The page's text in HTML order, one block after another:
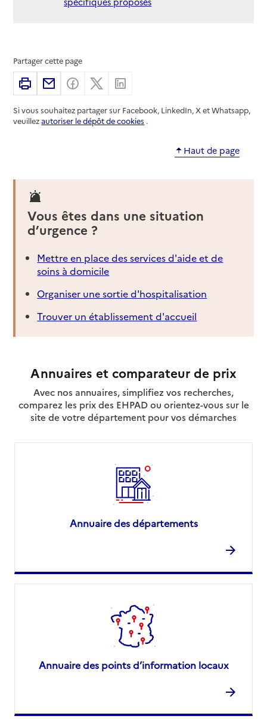
Partager cette page
ImprimerPartager par email
Partager sur Facebook
Partager sur X
Si vous souhaitez partager sur Facebook, LinkedIn, X et Whatsapp,
veuillezautoriser le dépôt de cookies .
Haut de page
Vous êtes dans une situation
d’urgence ?
Mettre en place des services d'aide et de
soins à domicile
Organiser une sortie d'hospitalisation
Trouver un établissement d'accueil
Annuaires et comparateur de prix
Avec nos annuaires, simplifiez vos recherches,
comparez les prix des EHPAD ou orientez-vous sur le
site de votre département pour vos démarches
Annuaire des départements
Annuaire des points d’information locaux